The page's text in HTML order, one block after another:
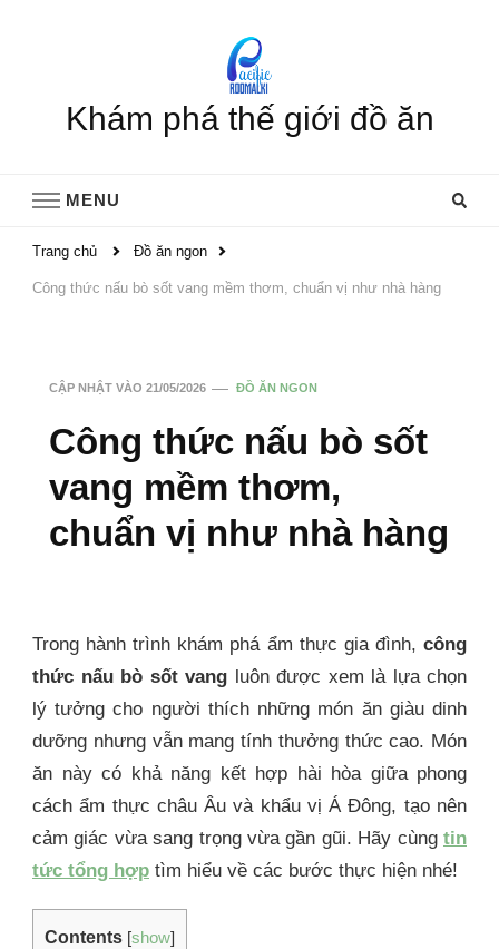
Khám phá thế giới đồ ăn
MENU
Trang chủ Đồ ăn ngon
Công thức nấu bò sốt vang mềm thơm, chuẩn vị như nhà hàng
CẬP NHẬT VÀO 21/05/2026 ĐỒ ĂN NGON
Công thức nấu bò sốt
vang mềm thơm,
chuẩn vị như nhà hàng
Trong hành trình khám phá ẩm thực gia đình, công
thức nấu bò sốt vang luôn được xem là lựa chọn
lý tưởng cho người thích những món ăn giàu dinh
dưỡng nhưng vẫn mang tính thưởng thức cao. Món
ăn này có khả năng kết hợp hài hòa giữa phong
cách ẩm thực châu Âu và khẩu vị Á Đông, tạo nên
cảm giác vừa sang trọng vừa gần gũi. Hãy cùng tin
tức tổng hợp tìm hiểu về các bước thực hiện nhé!
Contents [show]